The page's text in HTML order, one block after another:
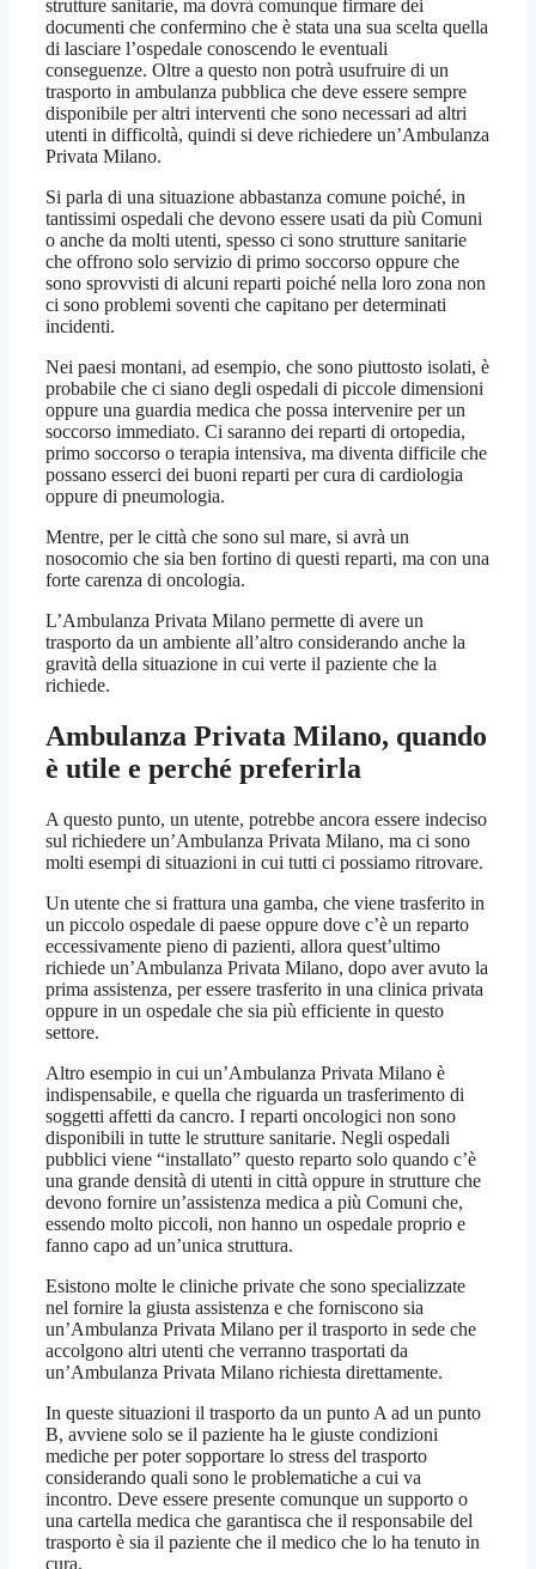
strutture sanitarie, ma dovrà comunque firmare dei
documenti che confermino che è stata una sua scelta quella
di lasciare l’ospedale conoscendo le eventuali
conseguenze. Oltre a questo non potrà usufruire di un
trasporto in ambulanza pubblica che deve essere sempre
disponibile per altri interventi che sono necessari ad altri
utenti in difficoltà, quindi si deve richiedere un’Ambulanza
Privata Milano.
Si parla di una situazione abbastanza comune poiché, in
tantissimi ospedali che devono essere usati da più Comuni
o anche da molti utenti, spesso ci sono strutture sanitarie
che offrono solo servizio di primo soccorso oppure che
sono sprovvisti di alcuni reparti poiché nella loro zona non
ci sono problemi soventi che capitano per determinati
incidenti.
Nei paesi montani, ad esempio, che sono piuttosto isolati, è
probabile che ci siano degli ospedali di piccole dimensioni
oppure una guardia medica che possa intervenire per un
soccorso immediato. Ci saranno dei reparti di ortopedia,
primo soccorso o terapia intensiva, ma diventa difficile che
possano esserci dei buoni reparti per cura di cardiologia
oppure di pneumologia.
Mentre, per le città che sono sul mare, si avrà un
nosocomio che sia ben fortino di questi reparti, ma con una
forte carenza di oncologia.
L’Ambulanza Privata Milano permette di avere un
trasporto da un ambiente all’altro considerando anche la
gravità della situazione in cui verte il paziente che la
richiede.
Ambulanza Privata Milano, quando
è utile e perché preferirla
A questo punto, un utente, potrebbe ancora essere indeciso
sul richiedere un’Ambulanza Privata Milano, ma ci sono
molti esempi di situazioni in cui tutti ci possiamo ritrovare.
Un utente che si frattura una gamba, che viene trasferito in
un piccolo ospedale di paese oppure dove c’è un reparto
eccessivamente pieno di pazienti, allora quest’ultimo
richiede un’Ambulanza Privata Milano, dopo aver avuto la
prima assistenza, per essere trasferito in una clinica privata
oppure in un ospedale che sia più efficiente in questo
settore.
Altro esempio in cui un’Ambulanza Privata Milano è
indispensabile, e quella che riguarda un trasferimento di
soggetti affetti da cancro. I reparti oncologici non sono
disponibili in tutte le strutture sanitarie. Negli ospedali
pubblici viene “installato” questo reparto solo quando c’è
una grande densità di utenti in città oppure in strutture che
devono fornire un’assistenza medica a più Comuni che,
essendo molto piccoli, non hanno un ospedale proprio e
fanno capo ad un’unica struttura.
Esistono molte le cliniche private che sono specializzate
nel fornire la giusta assistenza e che forniscono sia
un’Ambulanza Privata Milano per il trasporto in sede che
accolgono altri utenti che verranno trasportati da
un’Ambulanza Privata Milano richiesta direttamente.
In queste situazioni il trasporto da un punto A ad un punto
B, avviene solo se il paziente ha le giuste condizioni
mediche per poter sopportare lo stress del trasporto
considerando quali sono le problematiche a cui va
incontro. Deve essere presente comunque un supporto o
una cartella medica che garantisca che il responsabile del
trasporto è sia il paziente che il medico che lo ha tenuto in
cura.